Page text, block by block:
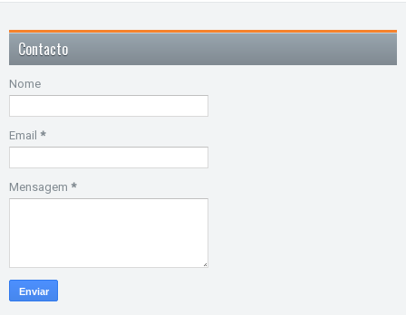
Contacto
Nome
Email *
Mensagem *